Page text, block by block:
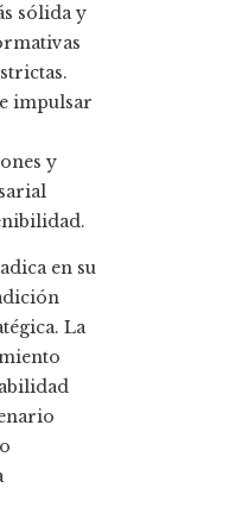
sólida y
impulsar
y
en su
La